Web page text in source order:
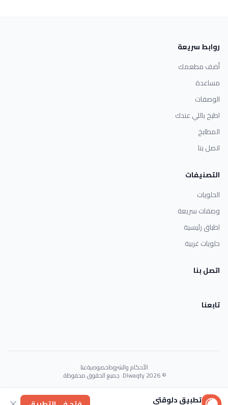
روابط سريعة
أضف مطعمك
مساعدة
الوصفات
اطبخ باللي عندك
المطابخ
اتصل بنا
التصنيفات
الحلويات
وصفات سريعة
اطباق رئيسية
حلويات غربية
اتصل بنا
تابعنا
الأحكام والشروطخصوصيةعنا
© 2026 Dlwaqty. جميع الحقوق محفوظة.
Powered byGAIT
تطبيق دلوقتي